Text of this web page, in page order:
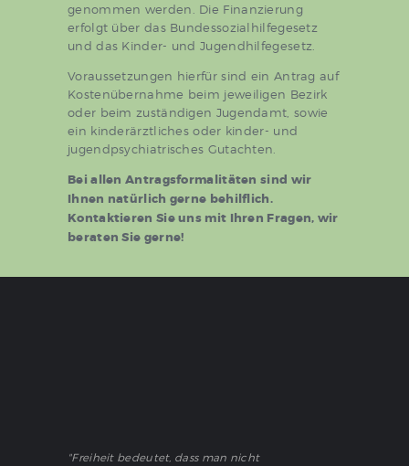
genommen werden. Die Finanzierung
erfolgt über das Bundessozialhilfegesetz
und das Kinder- und Jugendhilfegesetz.
Voraussetzungen hierfür sind ein Antrag auf
Kostenübernahme beim jeweiligen Bezirk
oder beim zuständigen Jugendamt, sowie
ein kinderärztliches oder kinder- und
jugendpsychiatrisches Gutachten.
Bei allen Antragsformalitäten sind wir
Ihnen natürlich gerne behilflich.
Kontaktieren Sie uns mit Ihren Fragen, wir
beraten Sie gerne!
"Freiheit bedeutet, dass man nicht